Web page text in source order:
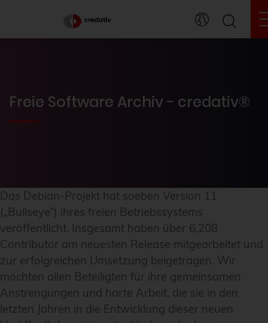
Freie Software Archiv - credativ®
Das Debian-Projekt hat soeben Version 11
(„Bullseye“) ihres freien Betriebssystems
veröffentlicht. Insgesamt haben über 6,208
Contributor am neuesten Release mitgearbeitet und
zur erfolgreichen Umsetzung beigetragen. Wir
möchten allen Beteiligten für ihre gemeinsamen
Anstrengungen und harte Arbeit, die sie in den
letzten Jahren in die Entwicklung dieser neuen